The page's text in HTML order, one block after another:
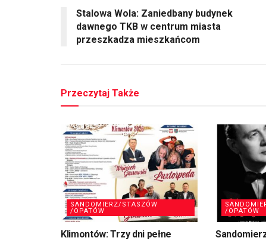
Stalowa Wola: Zaniedbany budynek
dawnego TKB w centrum miasta
przeszkadza mieszkańcom
Przeczytaj Także
SANDOMIERZ/STASZÓW
/OPATÓW
Klimontów: Trzy dni pełne
/OPATÓW